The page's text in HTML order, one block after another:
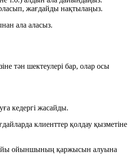
жағдайды нақтылаңыз.
ала аласыз.
тән шектеулері бар, олар осы
кедергі жасайды.
клиенттер қолдау қызметіне
ойыншының қаржысын алуына